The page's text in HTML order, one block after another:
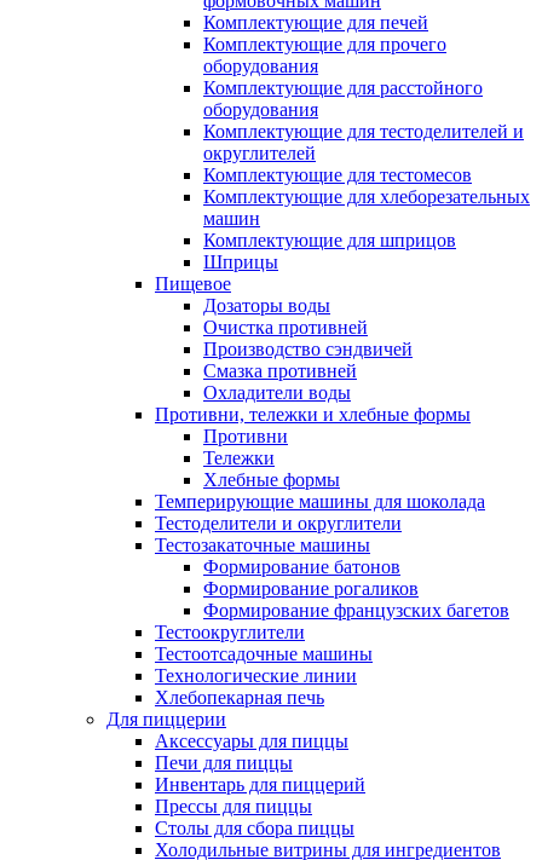
Комплектующие для печей
Комплектующие для прочего
оборудования
Комплектующие для расстойного
оборудования
Комплектующие для тестоделителей и
округлителей
Комплектующие для тестомесов
Комплектующие для хлеборезательных
машин
Комплектующие для шприцов
Шприцы
Пищевое
Дозаторы воды
Очистка противней
Производство сэндвичей
Смазка противней
Охладители воды
Противни, тележки и хлебные формы
Противни
Тележки
Хлебные формы
Темперирующие машины для шоколада
Тестоделители и округлители
Тестозакаточные машины
Формирование батонов
Формирование рогаликов
Формирование французских багетов
Тестоокруглители
Тестоотсадочные машины
Технологические линии
Хлебопекарная печь
Для пиццерии
Аксессуары для пиццы
Печи для пиццы
Инвентарь для пиццерий
Прессы для пиццы
Столы для сбора пиццы
Холодильные витрины для ингредиентов